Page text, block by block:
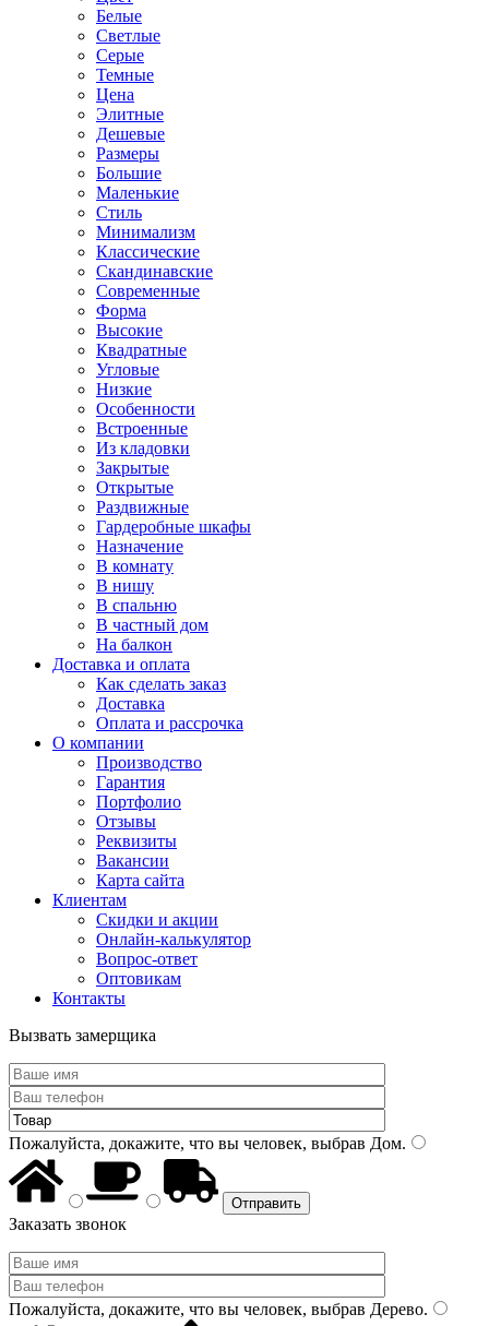
Белые
Светлые
Серые
Темные
Цена
Элитные
Дешевые
Размеры
Большие
Маленькие
Стиль
Минимализм
Классические
Скандинавские
Современные
Форма
Высокие
Квадратные
Угловые
Низкие
Особенности
Встроенные
Из кладовки
Закрытые
Открытые
Раздвижные
Гардеробные шкафы
Назначение
В комнату
В нишу
В спальню
В частный дом
На балкон
Доставка и оплата
Как сделать заказ
Доставка
Оплата и рассрочка
О компании
Производство
Гарантия
Портфолио
Отзывы
Реквизиты
Вакансии
Карта сайта
Клиентам
Скидки и акции
Онлайн-калькулятор
Вопрос-ответ
Оптовикам
Контакты
Вызвать замерщика
Пожалуйста, докажите, что вы человек, выбрав Дом.
Заказать звонок
Пожалуйста, докажите, что вы человек, выбрав Дерево.